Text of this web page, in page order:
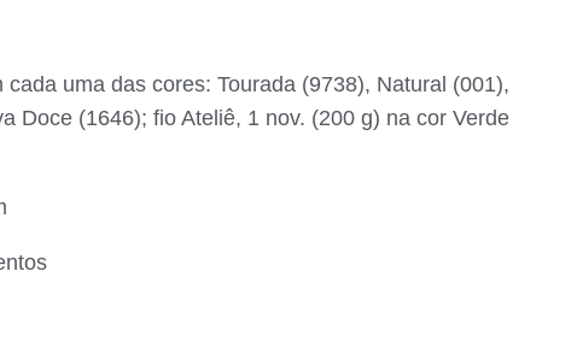
uma das cores: Tourada (9738), Natural (001),
Doce (1646); fio Ateliê, 1 nov. (200 g) na cor Verde